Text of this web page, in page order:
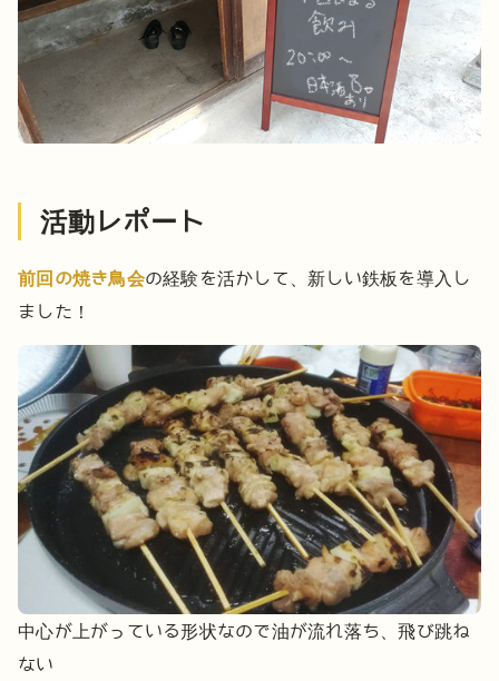
活動レポート
前回の焼き鳥会の経験を活かして、新しい鉄板を導入し
ました！
中心が上がっている形状なので油が流れ落ち、飛び跳ね
ない